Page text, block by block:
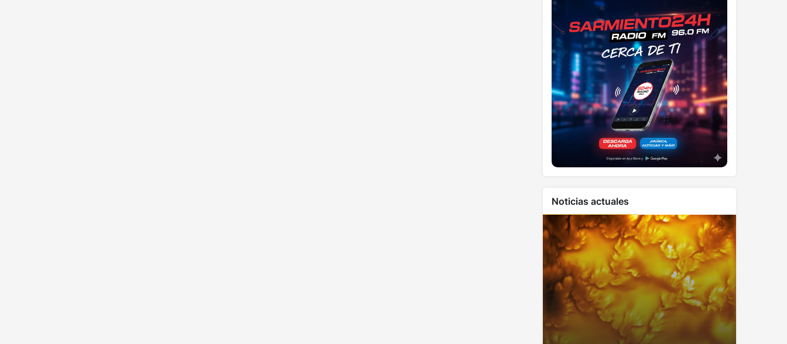
Noticias actuales